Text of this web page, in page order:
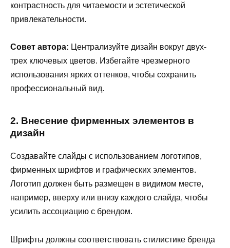
контрастность для читаемости и эстетической
привлекательности.
Совет автора: Централизуйте дизайн вокруг двух-
трех ключевых цветов. Избегайте чрезмерного
использования ярких оттенков, чтобы сохранить
профессиональный вид.
2. Внесение фирменных элементов в
дизайн
Создавайте слайды с использованием логотипов,
фирменных шрифтов и графических элементов.
Логотип должен быть размещен в видимом месте,
например, вверху или внизу каждого слайда, чтобы
усилить ассоциацию с брендом.
Шрифты должны соответствовать стилистике бренда